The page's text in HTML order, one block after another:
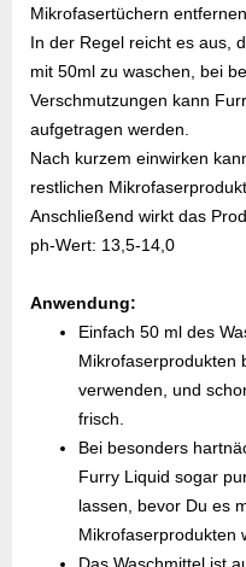
Mikrofasertüchern entfernen.
In der Regel reicht es aus,
mit 50ml zu waschen, bei
Verschmutzungen kann
aufgetragen werden.
Nach kurzem einwirken
restlichen
Anschließend wirkt das
ph-Wert: 13,5-14,0
Anwendung:
Einfach 50 ml des
Mikrofaserprodukten
verwenden, und
frisch.
Bei besonders
Furry Liquid sogar
lassen, bevor Du es
Mikrofaserprodukten